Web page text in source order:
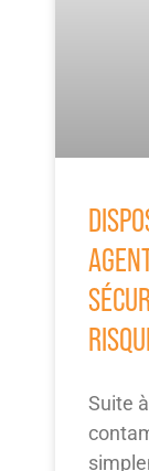
Suite